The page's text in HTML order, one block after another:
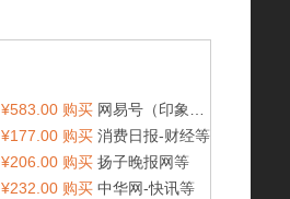
¥583.00 购买 网易号（印象重庆）等
¥177.00 购买 消费日报-财经等
¥206.00 购买 扬子晚报网等
¥232.00 购买 中华网-快讯等